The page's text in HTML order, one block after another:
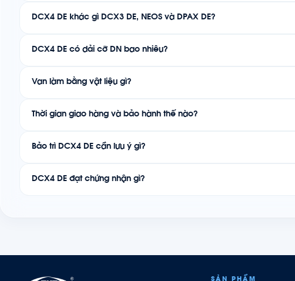
DCX4 DE khác gì DCX3 DE, NEOS và DPAX DE?
DCX4 DE có dải cỡ DN bao nhiêu?
Van làm bằng vật liệu gì?
Thời gian giao hàng và bảo hành thế nào?
Bảo trì DCX4 DE cần lưu ý gì?
DCX4 DE đạt chứng nhận gì?
SẢN PHẨM